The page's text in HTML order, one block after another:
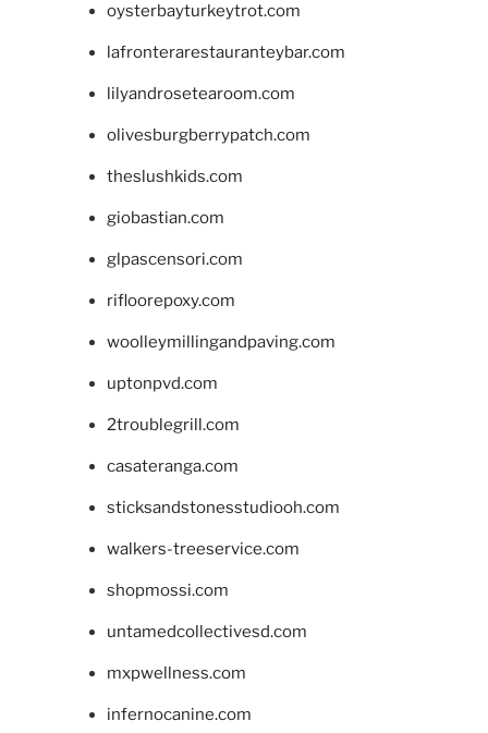
oysterbayturkeytrot.com
lafronterarestauranteybar.com
lilyandrosetearoom.com
olivesburgberrypatch.com
theslushkids.com
giobastian.com
glpascensori.com
rifloorepoxy.com
woolleymillingandpaving.com
uptonpvd.com
2troublegrill.com
casateranga.com
sticksandstonesstudiooh.com
walkers-treeservice.com
shopmossi.com
untamedcollectivesd.com
mxpwellness.com
infernocanine.com